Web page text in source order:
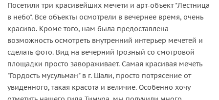
Посетили три красивейших мечети и арт-объект "Лестница
в небо". Все объекты осмотрели в вечернее время, очень
красиво. Кроме того, нам была предоставлена
возможность осмотреть внутренний интерьер мечетей и
сделать фото. Вид на вечерний Грозный со смотровой
площадки просто завораживает. Самая красивая мечеть
"Гордость мусульман" в г. Шали, просто потрясение от
увиденного, такая красота и величие. Особенно хочу